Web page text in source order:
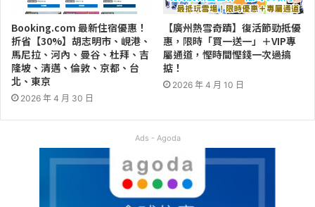
Booking.com 最新住宿優惠！
折省【30%】胡志明市、峴港、
馬尼拉、河內、曼谷、杜拜、吉
隆坡、清邁、倫敦、京都、台
北、東京
2026 年 4 月 30 日
【廣州熱雪奇蹟】復活節勁抵優
惠，限時「買一送一」＋VIP專
屬通道，慳時間慳錢一次過搞
掂！
2026 年 4 月 10 日
Ads - Agoda